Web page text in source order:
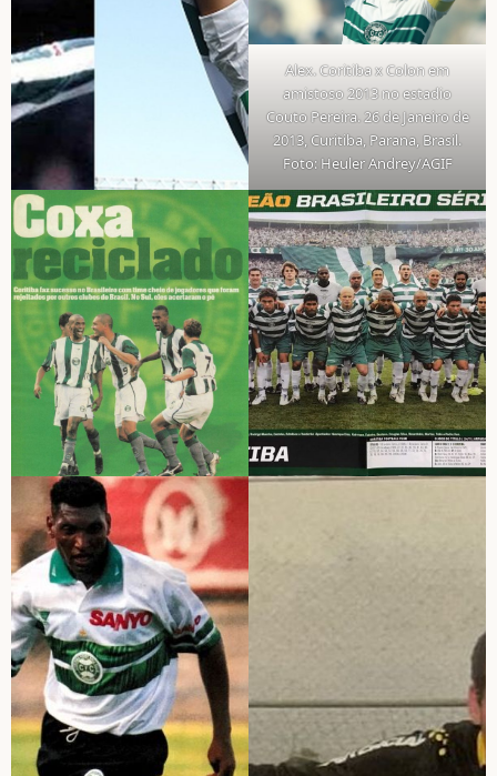
Alex. Coritiba x Colon em
amistoso 2013 no estadio
Couto Pereira. 26 de Janeiro de
2013, Curitiba, Parana, Brasil.
Foto: Heuler Andrey/AGIF